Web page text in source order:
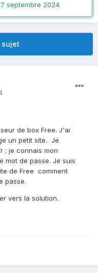
septembre 2024
sujet
de box Free. J'ai
un petit site. Je
; je connais mon
mot de passe. Je suis
de Free comment
passe.
vers la solution.